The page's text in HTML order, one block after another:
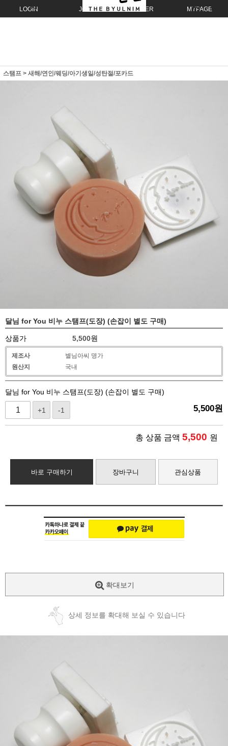
LOGIN JOIN ORDER MYPAGE
스탬프 > 새해/연인/웨딩/아기생일/성탄절/포카드
달님 for You 비누 스탬프(도장) (손잡이 별도 구매)
상품가 5,500원
제조사
별님아씨 명가
원산지
국내
달님 for You 비누 스탬프(도장) (손잡이 별도 구매)
+1 -1 5,500원
총 상품 금액 5,500 원
바로 구매하기 장바구니 관심상품
확대보기
상세 정보를 확대해 보실 수 있습니다